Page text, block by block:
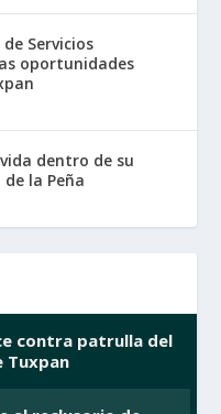
Servicios
oportunidades
dentro de su
la Peña